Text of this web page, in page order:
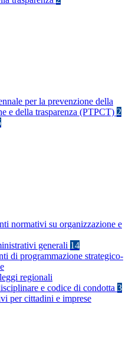
per la prevenzione della
e della trasparenza (PTPCT) 2
normativi su organizzazione e
generali 14
di programmazione strategico-
regionali
e codice di condotta 3
per cittadini e imprese